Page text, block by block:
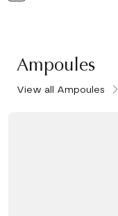
Ampoules
View all Ampoules